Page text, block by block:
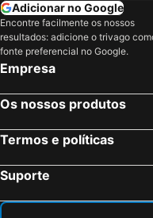
Adicionar no Google
Encontre facilmente os nossos
resultados: adicione o trivago
fonte preferencial no Google.
Empresa
Os nossos produtos
Termos e políticas
Suporte